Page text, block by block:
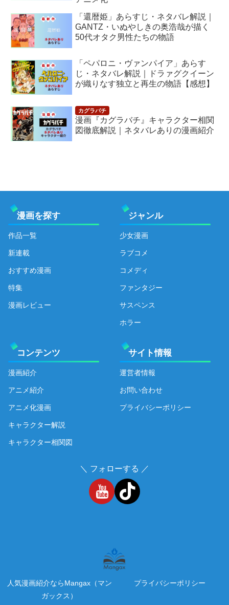
「還暦姫」あらすじ・ネタバレ解説｜
GANTZ・いぬやしきの奥浩哉が描く
50代オタク男性たちの物語
「ペパロニ・ヴァンパイア」あらす
じ・ネタバレ解説｜ドラァグクイーン
が織りなす独立と再生の物語【感想】
漫画『カグラバチ』キャラクター相関
図徹底解説｜ネタバレありの漫画紹介
漫画を探す
作品一覧
新連載
おすすめ漫画
特集
漫画レビュー
ジャンル
少女漫画
ラブコメ
コメディ
ファンタジー
サスペンス
ホラー
コンテンツ
漫画紹介
アニメ紹介
アニメ化漫画
キャラクター解説
キャラクター相関図
サイト情報
運営者情報
お問い合わせ
プライバシーポリシー
＼ フォローする ／
人気漫画紹介ならMangax（マン
ガックス）
プライバシーポリシー